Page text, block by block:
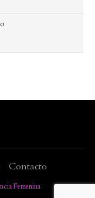
Contacto
Femenina